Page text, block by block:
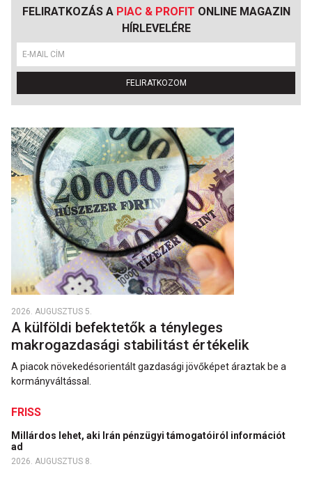
FELIRATKOZÁS A PIAC & PROFIT ONLINE MAGAZIN
HÍRLEVELÉRE
FELIRATKOZOM
2026. AUGUSZTUS 5.
A külföldi befektetők a tényleges
makrogazdasági stabilitást értékelik
A piacok növekedésorientált gazdasági jövőképet áraztak be a
kormányváltással.
FRISS
Millárdos lehet, aki Irán pénzügyi támogatóiról információt
ad
2026. AUGUSZTUS 8.